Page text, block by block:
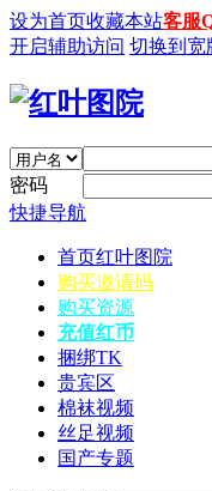
设为首页收藏本站客服
开启辅助访问 切换到宽
密码
快捷导航
首页红叶图院
购买邀请码
购买资源
充值红币
捆绑TK
贵宾区
棉袜视频
丝足视频
国产专题